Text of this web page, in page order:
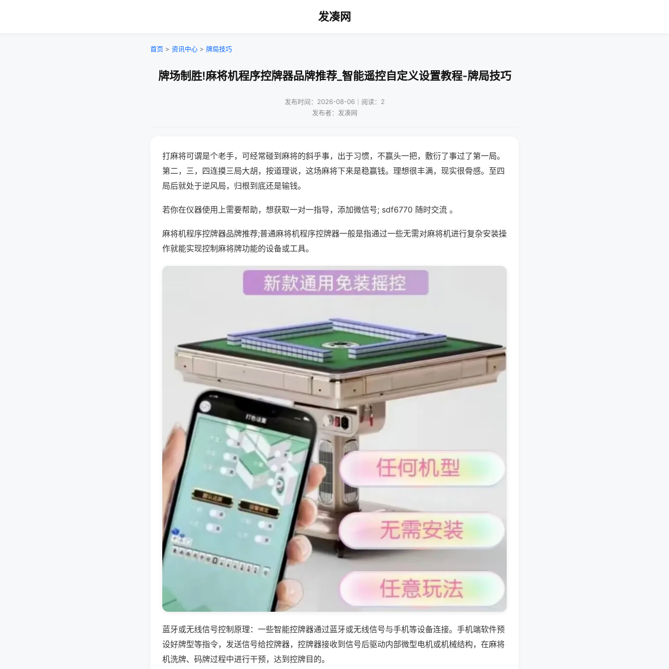
发凑网
首页 > 资讯中心 > 牌局技巧
牌场制胜!麻将机程序控牌器品牌推荐_智能遥控自定义设置教程-牌局技巧
发布时间：2026-08-06｜阅读：2
发布者：发凑网
打麻将可谓是个老手，可经常碰到麻将的斜乎事，出于习惯，不赢头一把，敷衍了事过了第一局。
第二，三，四连摸三局大胡，按道理说，这场麻将下来是稳赢钱。理想很丰满，现实很骨感。至四
局后就处于逆风局，归根到底还是输钱。
若你在仪器使用上需要帮助，想获取一对一指导，添加微信号; sdf6770 随时交流 。
麻将机程序控牌器品牌推荐;普通麻将机程序控牌器一般是指通过一些无需对麻将机进行复杂安装操
作就能实现控制麻将牌功能的设备或工具。
蓝牙或无线信号控制原理：一些智能控牌器通过蓝牙或无线信号与手机等设备连接。手机端软件预
设好牌型等指令，发送信号给控牌器，控牌器接收到信号后驱动内部微型电机或机械结构，在麻将
机洗牌、码牌过程中进行干预，达到控牌目的。